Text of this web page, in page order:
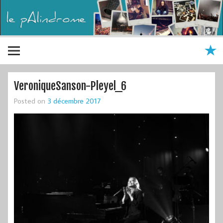
VeroniqueSanson-Pleyel_6
Posted on 3 décembre 2017